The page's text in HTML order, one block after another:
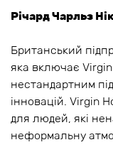
Річард Чарльз
Британський
яка включає
нестандартним
інновацій. Virgin
для людей, які
неформальну